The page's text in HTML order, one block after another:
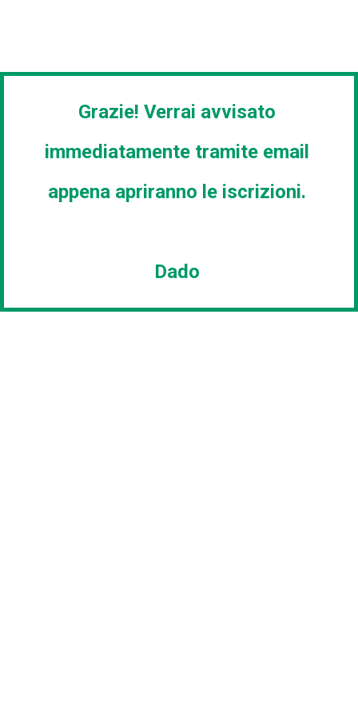
Grazie! Verrai avvisato
immediatamente tramite email
appena apriranno le iscrizioni.
Dado